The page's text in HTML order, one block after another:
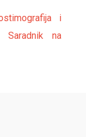
i
Saradnik na